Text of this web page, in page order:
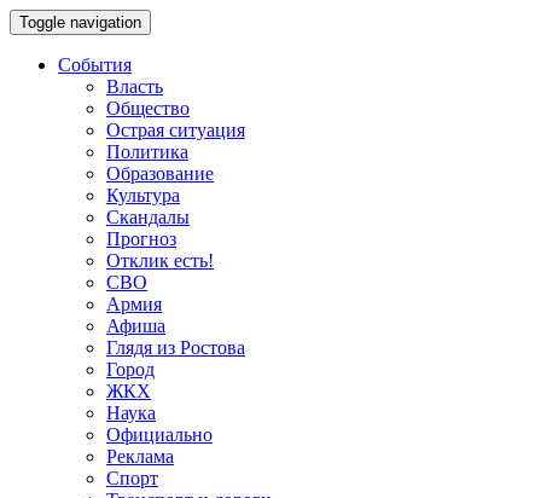
Toggle navigation
События
Власть
Общество
Острая ситуация
Политика
Образование
Культура
Скандалы
Прогноз
Отклик есть!
СВО
Армия
Афиша
Глядя из Ростова
Город
ЖКХ
Наука
Официально
Реклама
Спорт